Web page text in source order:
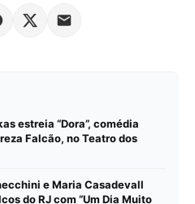
estreia “Dora”, comédia
Falcão, no Teatro dos
e Maria Casadevall
do RJ com “Um Dia Muito